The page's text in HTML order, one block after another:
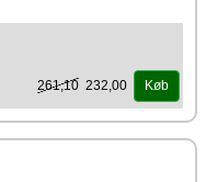
261,10 232,00 Køb